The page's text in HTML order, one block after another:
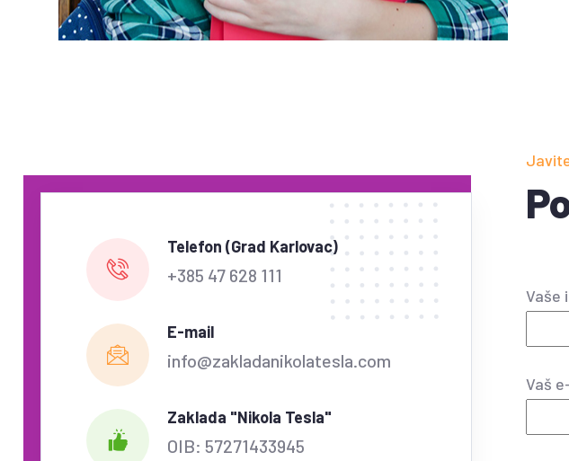
Telefon (Grad Karlovac)
+385 47 628 111
E-mail
info@zakladanikolatesla.com
Zaklada "Nikola Tesla"
OIB: 57271433945
Vaše
Vaš